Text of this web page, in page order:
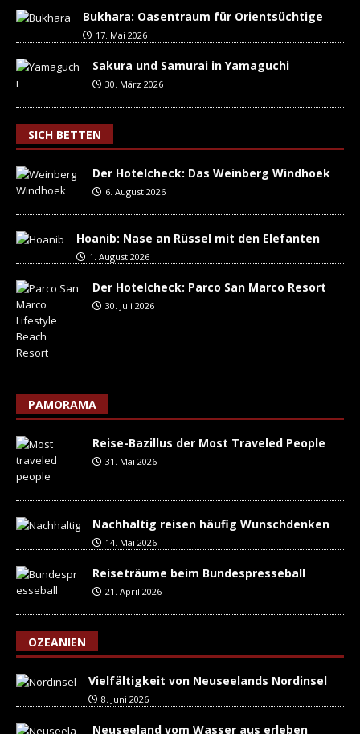
Bukhara: Oasentraum für Orientsüchtige
17. Mai 2026
Sakura und Samurai in Yamaguchi
30. März 2026
SICH BETTEN
Der Hotelcheck: Das Weinberg Windhoek
6. August 2026
Hoanib: Nase an Rüssel mit den Elefanten
1. August 2026
Der Hotelcheck: Parco San Marco Resort
30. Juli 2026
PAMORAMA
Reise-Bazillus der Most Traveled People
31. Mai 2026
Nachhaltig reisen häufig Wunschdenken
14. Mai 2026
Reiseträume beim Bundespresseball
21. April 2026
OZEANIEN
Vielfältigkeit von Neuseelands Nordinsel
8. Juni 2026
Neuseeland vom Wasser aus erleben